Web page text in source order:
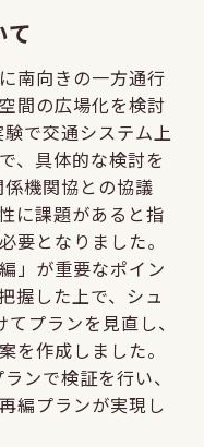
南向きの一方通行
間の広場化を検討
で交通システム上
、具体的な検討を
機関協との協議
に課題があると指
要となりました。
」が重要なポイン
握した上で、シュ
プランを見直し、
を作成しました。
ンで検証を行い、
編プランが実現し